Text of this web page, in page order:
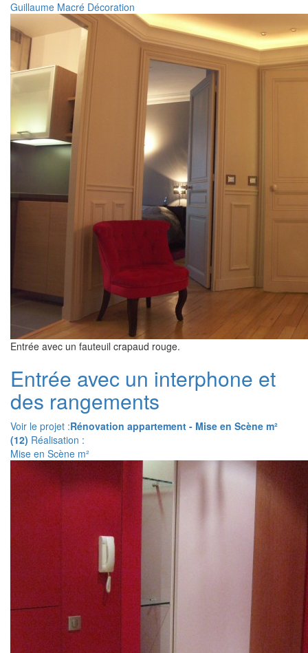
Guillaume Macré Décoration
Entrée avec un fauteuil crapaud rouge.
Entrée avec un interphone et
des rangements
Voir le projet :Rénovation appartement - Mise en Scène m²
(12) Réalisation :
Mise en Scène m²